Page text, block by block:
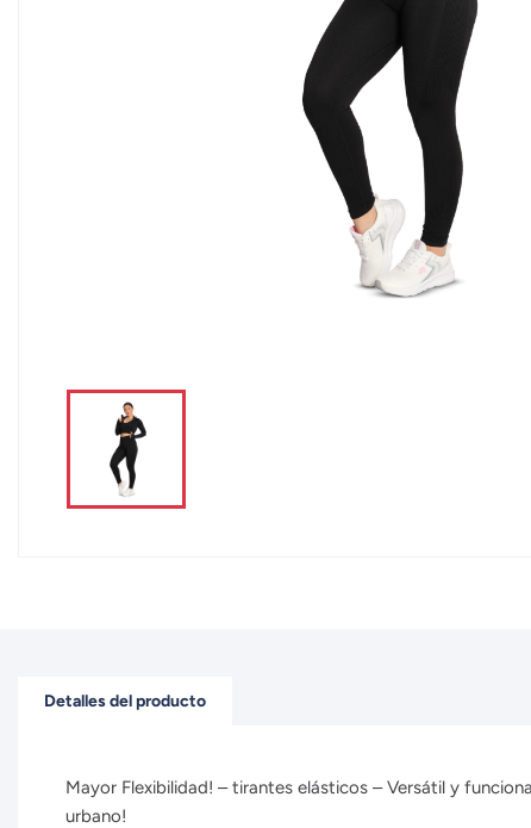
Detalles del producto
Mayor Flexibilidad! – tirantes elásticos – Versátil y
urbano!